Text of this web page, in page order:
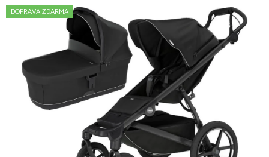
je
hvězdiček.
DOPRAVA ZDARMA